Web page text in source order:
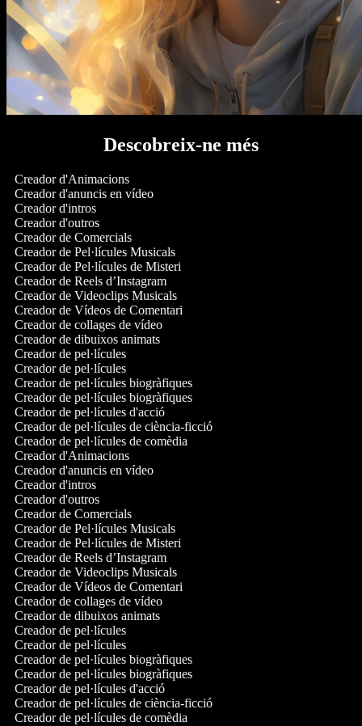
Descobreix-ne més
Creador d'Animacions
Creador d'anuncis en vídeo
Creador d'intros
Creador d'outros
Creador de Comercials
Creador de Pel·lícules Musicals
Creador de Pel·lícules de Misteri
Creador de Reels d’Instagram
Creador de Videoclips Musicals
Creador de Vídeos de Comentari
Creador de collages de vídeo
Creador de dibuixos animats
Creador de pel·lícules
Creador de pel·lícules
Creador de pel·lícules biogràfiques
Creador de pel·lícules biogràfiques
Creador de pel·lícules d'acció
Creador de pel·lícules de ciència-ficció
Creador de pel·lícules de comèdia
Creador d'Animacions
Creador d'anuncis en vídeo
Creador d'intros
Creador d'outros
Creador de Comercials
Creador de Pel·lícules Musicals
Creador de Pel·lícules de Misteri
Creador de Reels d’Instagram
Creador de Videoclips Musicals
Creador de Vídeos de Comentari
Creador de collages de vídeo
Creador de dibuixos animats
Creador de pel·lícules
Creador de pel·lícules
Creador de pel·lícules biogràfiques
Creador de pel·lícules biogràfiques
Creador de pel·lícules d'acció
Creador de pel·lícules de ciència-ficció
Creador de pel·lícules de comèdia